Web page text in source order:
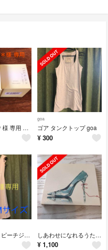
ましゅまろ＊様 専用 つき華 エモリエントクリーム
goa
ゴア タンクトップ goa
¥ 300
M☆Y様専用 ピーチジョン オールインワン ベージュ しあわせになれるうた CD
¥ 1,100